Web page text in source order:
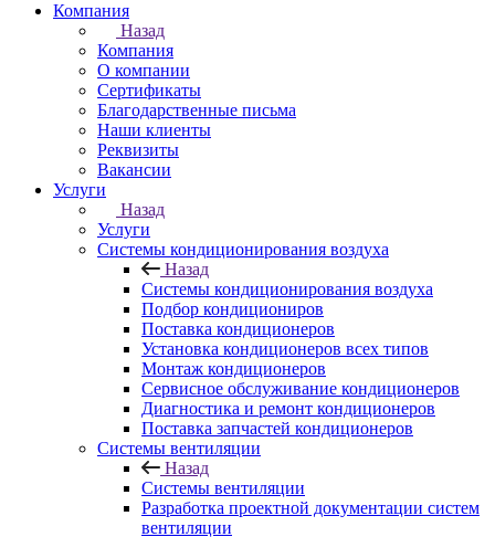
Компания
Назад
Компания
О компании
Сертификаты
Благодарственные письма
Наши клиенты
Реквизиты
Вакансии
Услуги
Назад
Услуги
Системы кондиционирования воздуха
Назад
Системы кондиционирования воздуха
Подбор кондициониров
Поставка кондиционеров
Установка кондиционеров всех типов
Монтаж кондиционеров
Сервисное обслуживание кондиционеров
Диагностика и ремонт кондиционеров
Поставка запчастей кондиционеров
Системы вентиляции
Назад
Системы вентиляции
Разработка проектной документации систем
вентиляции